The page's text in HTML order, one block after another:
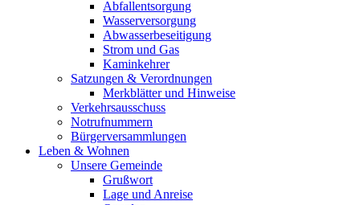
Abfallentsorgung
Wasserversorgung
Abwasserbeseitigung
Strom und Gas
Kaminkehrer
Satzungen & Verordnungen
Merkblätter und Hinweise
Verkehrsausschuss
Notrufnummern
Bürgerversammlungen
Leben & Wohnen
Unsere Gemeinde
Grußwort
Lage und Anreise